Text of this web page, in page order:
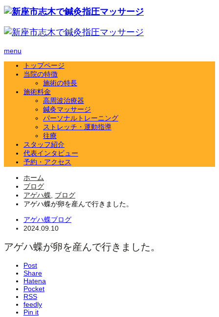
menu
トップページ
当院の特徴
施術の特長
施術料金
高周波治療器
鍼灸マッサージ
パーソナルトレーニング
ストレッチ・運動指導
往療
スタッフ紹介
代表インタビュー
予約・アクセス
ホーム
ブログ
アゲハ蝶
ブログ
アゲハ蝶が卵を産んで行きました。
アゲハ蝶ブログ
2024.09.10
アゲハ蝶が卵を産んで行きました。
Post
Share
Hatena
Pocket
RSS
feedly
Pin it